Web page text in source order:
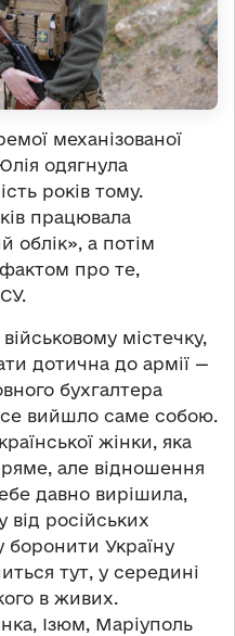
механізованої
одягнула
років тому.
працювала
облік», а потім
про те,
містечку,
дотична до армії —
бухгалтера
вийшло саме собою.
жінки, яка
але відношення
давно вирішила,
російських
Україну
тут, у середині
в живих.
Ізюм, Маріуполь